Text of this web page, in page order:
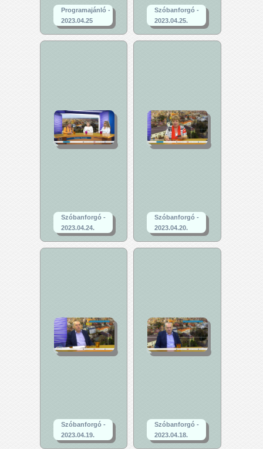
Programajánló -
2023.04.25
Szóbanforgó -
2023.04.25.
Szóbanforgó -
2023.04.24.
Szóbanforgó -
2023.04.20.
Szóbanforgó -
2023.04.19.
Szóbanforgó -
2023.04.18.